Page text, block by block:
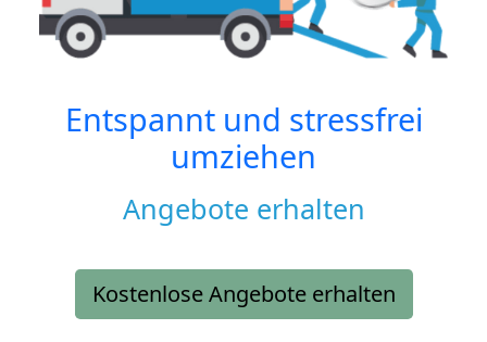
Entspannt und stressfrei
umziehen
Angebote erhalten
Kostenlose Angebote erhalten